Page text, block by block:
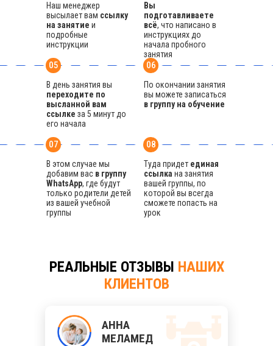
Наш менеджер
высылает вам ссылку
на занятие и
подробные
инструкции
Вы
подготавливаете
всё, что написано в
инструкциях до
начала пробного
занятия
В день занятия вы
переходите по
высланной вам
ссылке за 5 минут до
его начала
По окончании занятия
вы можете записаться
в группу на обучение
06
05
В этом случае мы
добавим вас в группу
WhatsApp, где будут
только родители детей
из вашей учебной
группы
Туда придет единая
ссылка на занятия
вашей группы, по
которой вы всегда
сможете попасть на
урок
08
07
АННА
МЕЛАМЕД
РЕАЛЬНЫЕ ОТЗЫВЫ НАШИХ
КЛИЕНТОВ